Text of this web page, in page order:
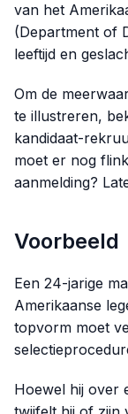
van het
(Department of
leeftijd en
Om de
te illustreren,
kandidaat-
moet er nog
aanmelding?
Voorbeeld
Een 24-jarige
Amerikaanse
topvorm moet
Hoewel hij over